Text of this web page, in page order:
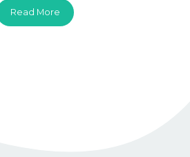
Read More